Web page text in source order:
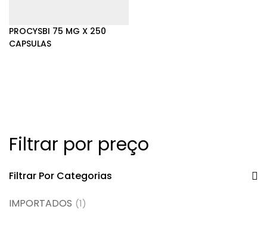
Filtrar por preço
Filtrar Por Categorias
IMPORTADOS (1)
PROCYSBI 75 MG X 250
CAPSULAS